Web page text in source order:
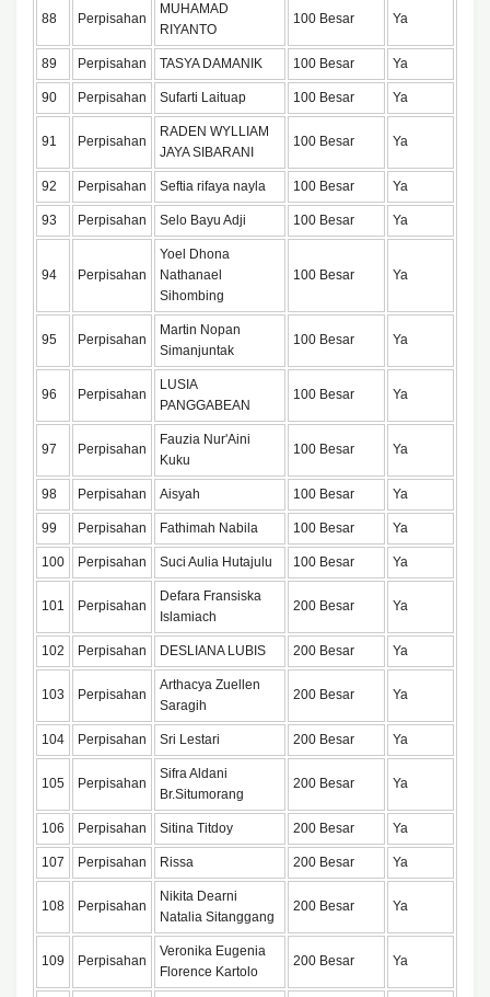
88 Perpisahan
MUHAMAD
RIYANTO
100 Besar Ya
89 Perpisahan TASYA DAMANIK 100 Besar Ya
90 Perpisahan Sufarti Laituap 100 Besar Ya
91 Perpisahan
RADEN WYLLIAM
JAYA SIBARANI
100 Besar Ya
92 Perpisahan Seftia rifaya nayla 100 Besar Ya
93 Perpisahan Selo Bayu Adji 100 Besar Ya
94 Perpisahan
Yoel Dhona
Nathanael
Sihombing
100 Besar Ya
95 Perpisahan
Martin Nopan
Simanjuntak
100 Besar Ya
96 Perpisahan
LUSIA
PANGGABEAN
100 Besar Ya
97 Perpisahan
Fauzia Nur'Aini
Kuku
100 Besar Ya
98 Perpisahan Aisyah 100 Besar Ya
99 Perpisahan Fathimah Nabila 100 Besar Ya
100 Perpisahan Suci Aulia Hutajulu 100 Besar Ya
101 Perpisahan
Defara Fransiska
Islamiach
200 Besar Ya
102 Perpisahan DESLIANA LUBIS 200 Besar Ya
103 Perpisahan
Arthacya Zuellen
Saragih
200 Besar Ya
104 Perpisahan Sri Lestari 200 Besar Ya
105 Perpisahan
Sifra Aldani
Br.Situmorang
200 Besar Ya
106 Perpisahan Sitina Titdoy 200 Besar Ya
107 Perpisahan Rissa 200 Besar Ya
108 Perpisahan
Nikita Dearni
Natalia Sitanggang
200 Besar Ya
109 Perpisahan
Veronika Eugenia
Florence Kartolo
200 Besar Ya